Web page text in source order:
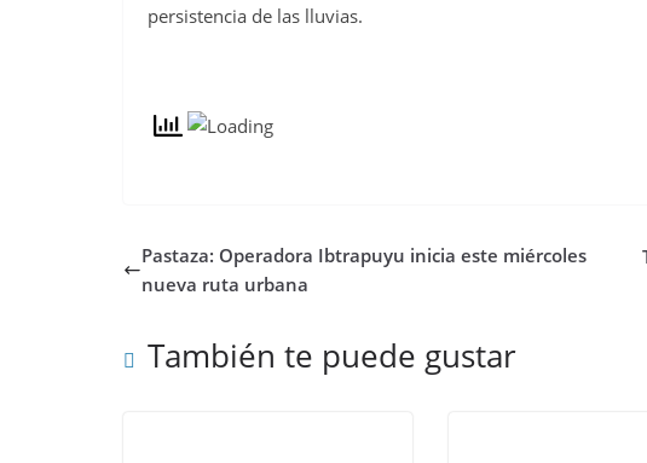
persistencia de las lluvias.
Pastaza: Operadora Ibtrapuyu inicia este miércoles
nueva ruta urbana
También te puede gustar